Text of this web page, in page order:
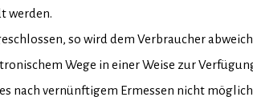
werden.
so wird dem Verbraucher
Wege in einer Weise zur
nach vernünftigem Ermessen nicht